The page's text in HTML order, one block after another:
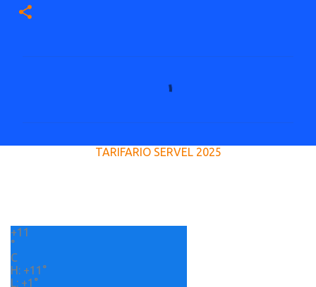
s
TARIFARIO SERVEL 2025
+11
°
C
H: +11°
L: +1°